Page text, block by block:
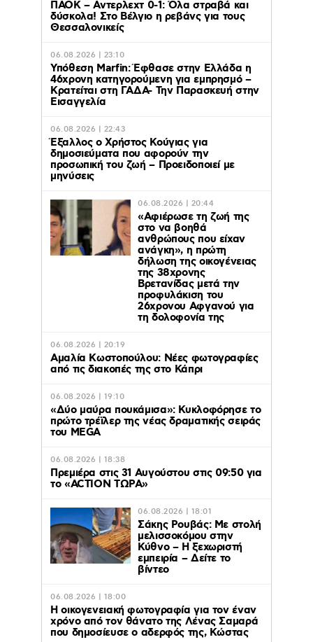
ΠΑΟΚ – Αντερλεχτ 0-1: Όλα στραβά και
δύσκολα! Στο Βέλγιο η ρεβάνς για τους
Θεσσαλονικείς
06.08.2026 | 23:10
Υπόθεση Marfin: Έφθασε στην Ελλάδα η
46χρονη κατηγορούμενη για εμπρησμό –
Κρατείται στη ΓΑΔΑ- Την Παρασκευή στην
Εισαγγελία
06.08.2026 | 22:43
Έξαλλος ο Χρήστος Κούγιας για
δημοσιεύματα που αφορούν την
προσωπική του ζωή – Προειδοποιεί με
μηνύσεις
06.08.2026 | 20:44
«Αφιέρωσε τη ζωή της
στο να βοηθά
ανθρώπους που είχαν
ανάγκη», η πρώτη
δήλωση της οικογένειας
της 38χρονης
Βρετανίδας μετά την
προφυλάκιση του
26χρονου Αφγανού για
τη δολοφονία της
06.08.2026 | 20:19
Αμαλία Κωστοπούλου: Νέες φωτογραφίες
από τις διακοπές της στο Κάπρι
06.08.2026 | 19:10
«Δύο μαύρα πουκάμισα»: Κυκλοφόρησε το
πρώτο τρέϊλερ της νέας δραματικής σειράς
του MEGA
06.08.2026 | 18:38
Πρεμιέρα στις 31 Αυγούστου στις 09:50 για
το «ACTION ΤΩΡΑ»
06.08.2026 | 18:01
Σάκης Ρουβάς: Με στολή
μελισσοκόμου στην
Κύθνο – Η ξεχωριστή
εμπειρία – Δείτε το
βίντεο
06.08.2026 | 18:00
Η οικογενειακή φωτογραφία για τον έναν
χρόνο από τον θάνατο της Λένας Σαμαρά
που δημοσίευσε ο αδερφός της, Κώστας